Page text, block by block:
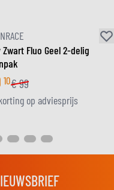
Zwart Fluo Geel 2-delig
10€99
op adviesprijs